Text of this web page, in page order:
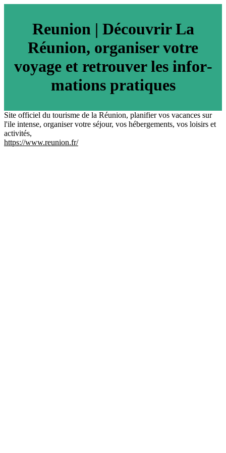
Reunion | Découvrir La
Réunion, organiser votre
voyage et retrouver les infor­
ma­tions pratiques
Site officiel du tourisme de la Réunion, planifier vos vacances sur
l'ile intense, organiser votre séjour, vos hébergements, vos loisirs et
activités,
https://www.reunion.fr/